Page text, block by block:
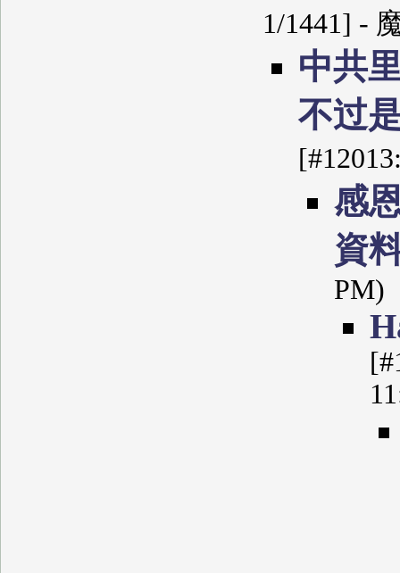
1/1441] -
中共
不过
感
資
PM)